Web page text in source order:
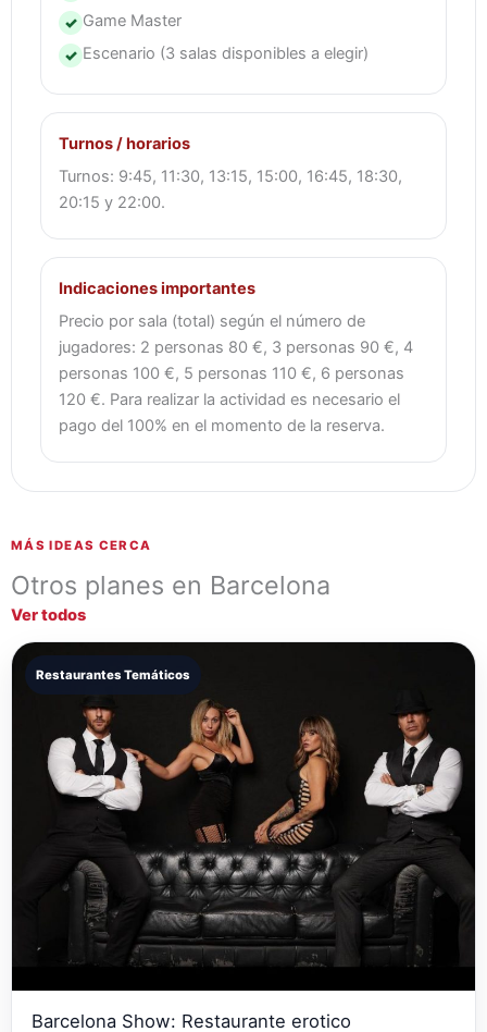
✓ Game Master
✓ Escenario (3 salas disponibles a elegir)
Turnos / horarios
Turnos: 9:45, 11:30, 13:15, 15:00, 16:45, 18:30,
20:15 y 22:00.
Indicaciones importantes
Precio por sala (total) según el número de
jugadores: 2 personas 80 €, 3 personas 90 €, 4
personas 100 €, 5 personas 110 €, 6 personas
120 €. Para realizar la actividad es necesario el
pago del 100% en el momento de la reserva.
MÁS IDEAS CERCA
Otros planes en Barcelona
Ver todos
Restaurantes Temáticos
Barcelona Show: Restaurante erotico